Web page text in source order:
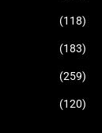
(118)
(183)
(259)
(120)